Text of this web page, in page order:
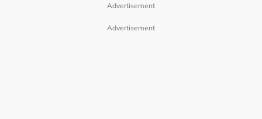
Advertisement
Advertisement